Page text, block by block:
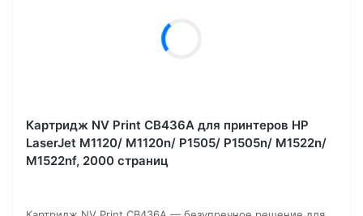
Картридж NV Print CB436A для принтеров HP
LaserJet M1120/ M1120n/ P1505/ P1505n/ M1522n/
M1522nf, 2000 страниц